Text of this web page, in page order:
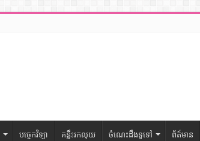
បច្ចេកវិទ្យា គន្លឹះរកលុយ ចំណេះដឹងទូទៅ ព័ត៍មាន